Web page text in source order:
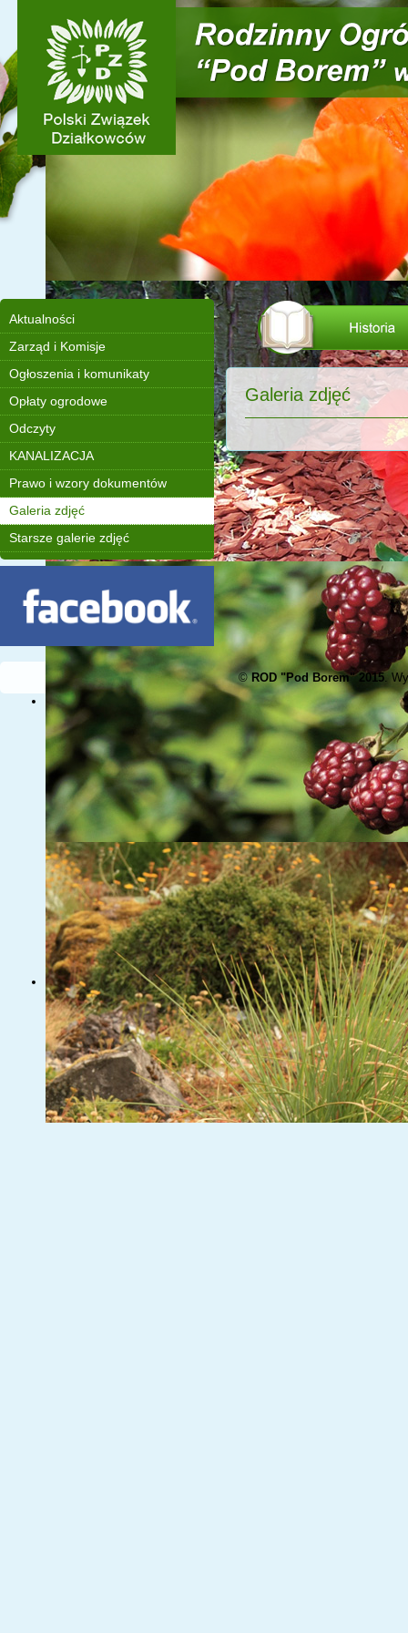
Aktualności
Zarząd i Komisje
Ogłoszenia i komunikaty
Opłaty ogrodowe
Odczyty
KANALIZACJA
Prawo i wzory dokumentów
Galeria zdjęć
Starsze galerie zdjęć
Galeria zdjęć
©ROD "Pod Borem" 2015.